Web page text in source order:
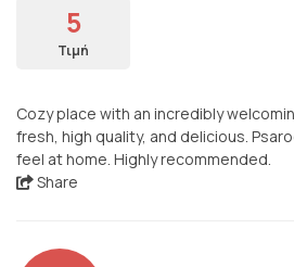
5
Τιμή
Cozy place with an incredibly
fresh, high quality, and delicious.
feel at home. Highly recommended.
Share